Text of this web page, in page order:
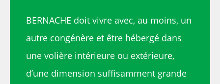
BERNACHE doit vivre avec, au moins, un
autre congénère et être hébergé dans
une volière intérieure ou extérieure,
d’une dimension suffisamment grande